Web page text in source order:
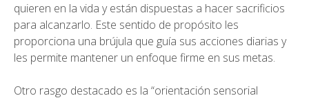
quieren en la vida y están dispuestas a hacer sacrificios
para alcanzarlo. Este sentido de propósito les
proporciona una brújula que guía sus acciones diarias y
les permite mantener un enfoque firme en sus metas.
Otro rasgo destacado es la “orientación sensorial